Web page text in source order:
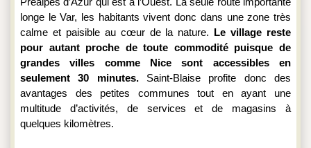
Préalpes d’Azur qui est à l’Ouest. La seule route importante
longe le Var, les habitants vivent donc dans une zone très
calme et paisible au cœur de la nature. Le village reste
pour autant proche de toute commodité puisque de
grandes villes comme Nice sont accessibles en
seulement 30 minutes. Saint-Blaise profite donc des
avantages des petites communes tout en ayant une
multitude d’activités, de services et de magasins à
quelques kilomètres.